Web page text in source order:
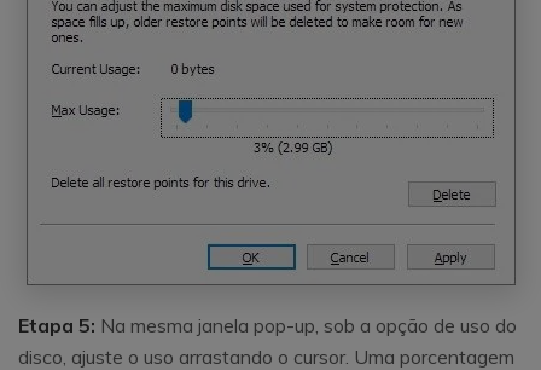
Etapa 5: Na mesma janela pop-up, sob a opção de uso do
disco, ajuste o uso arrastando o cursor. Uma porcentagem